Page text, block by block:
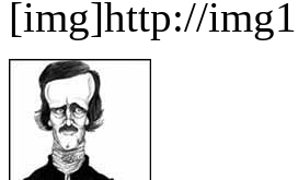
[img]http://